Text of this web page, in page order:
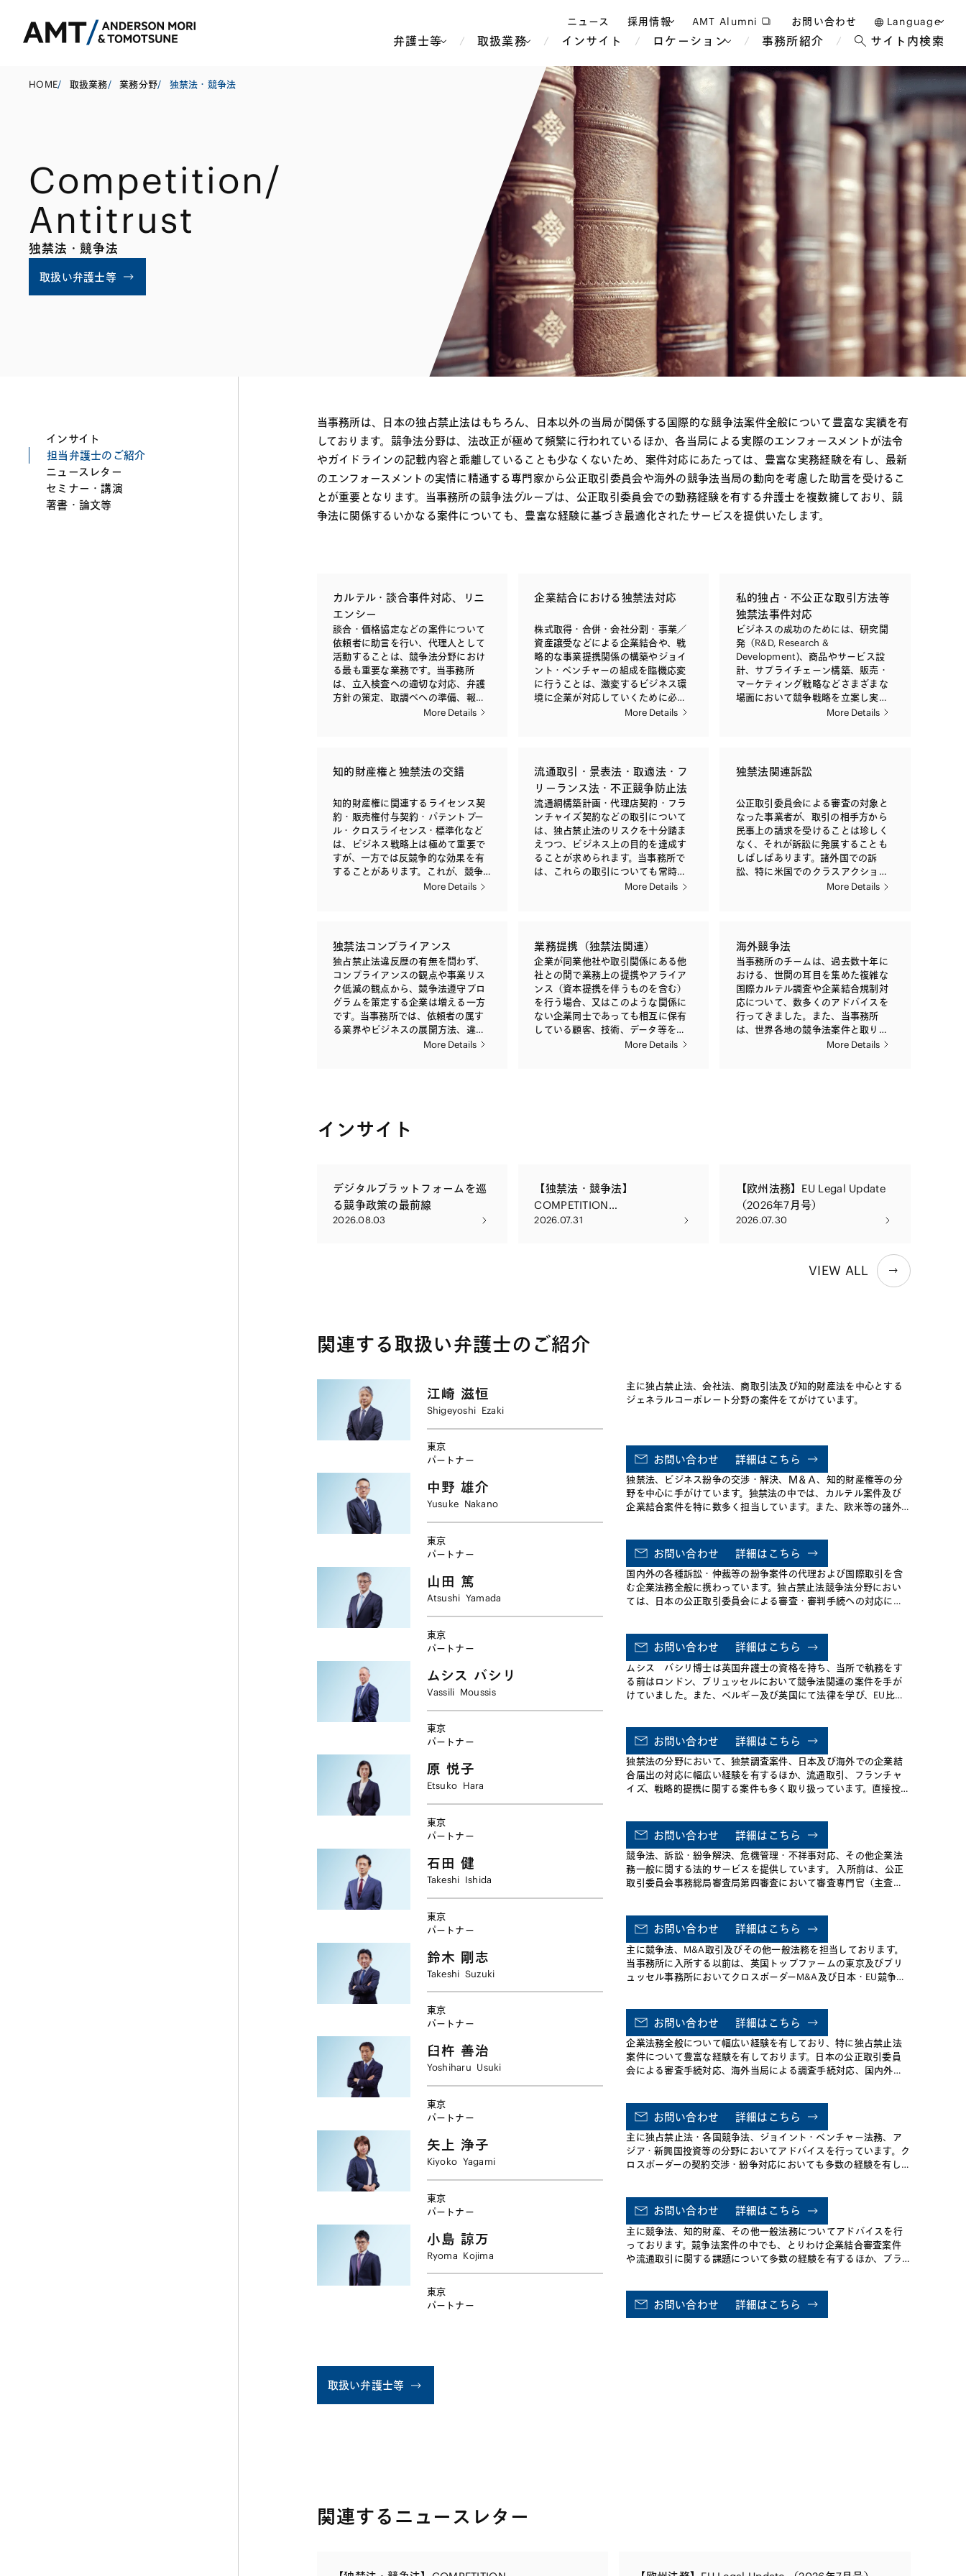
ニュース 採用情報
スタッフ採用
AMT Alumni お問い合わせ Language
日本語
English
中文(簡体)
弁護士等 取扱業務
Tech／データ／IT・通信等
ライフサイエンス
メディア・エンターテイン
メント
独禁法・競争法
税務
ウェルス・マネジメント
資源・エネルギー
紛争解決
事業再生・倒産
国際通商および経済安全保
海外法務
サステナビリティ法務
プライベート・エクイティ
通信・メディア・エンター
テインメント
情報産業・インターネッ
ト・セキュリティ
医療・製薬・ヘルスケア・
自動車・造船・機械
化学
製紙
食品・飲料
ブランド・アパレル
鉄鋼・金属
電子部品・電子機器
消費財・小売
商社
ホテル・レジャー・カジノ
教育・人材
政府・地方公共団体・公的
機関
FinTech
デジタル
航空・宇宙
中南米
中東アジア
ロシア・CIS
アフリカ
インサイト ロケーション
大阪
シンガポール
ハノイ
ホーチミン
バンコク
ジャカルタ
マレーシア
ロンドン
ブリュッセル
パリ
事務所紹介 サイト内検索
HOME/ 取扱業務/ 業務分野/ 独禁法・競争法
Competition/
Antitrust
独禁法・競争法
取扱い弁護士等
インサイト
担当弁護士のご紹介
ニュースレター
セミナー・講演
著書・論文等
当事務所は、日本の独占禁止法はもちろん、日本以外の当局が関係する国際的な競争法案件全般について豊富な実績を有
しております。競争法分野は、法改正が極めて頻繁に行われているほか、各当局による実際のエンフォースメントが法令
やガイドラインの記載内容と乖離していることも少なくないため、案件対応にあたっては、豊富な実務経験を有し、最新
のエンフォースメントの実情に精通する専門家から公正取引委員会や海外の競争法当局の動向を考慮した助言を受けるこ
とが重要となります。当事務所の競争法グループは、公正取引委員会での勤務経験を有する弁護士を複数擁しており、競
争法に関係するいかなる案件についても、豊富な経験に基づき最適化されたサービスを提供いたします。
カルテル・談合事件対応、リニ
エンシー
談合・価格協定などの案件について
依頼者に助言を行い、代理人として
活動することは、競争法分野におけ
る最も重要な業務です。当事務所
は、立入検査への適切な対応、弁護
方針の策定、取調べへの準備、報告
命令などへの対応の検討、適切なタ
討、取消訴訟への対応など、あらゆ
る場面において多くの経験に基づく
2006年に導入された課徴金減免制度
は、内外の企業による延べ1,000件
超の申請を見るにいたっています。
当事務所は、多数の課徴金減免申請
の実績を有しており、立入検査直後
の急な依頼に対しても緊急に対応す
ることにより、依頼者の法的リスク
から民事上の請求を受けることは珍
しくなく、それが訴訟に発展するこ
ともしばしばあります。当事務所
は、これらの民事上の請求および訴
訟への豊富な対応経験を有します。
また、公正取引委員会による審査段
階から、民事上の法的リスクを十分
考慮に入れて実践的な対応を行って
る刑事制裁のリスクが顕在化するた
め、経験豊富な弁護士による精力的
についても多数の取扱い実績を有し
ております。また、検察庁勤務経験
を有する弁護士も複数在籍してお
て、日本の水道メーター会社を代理
・旧防衛庁への納入に関する談合事
理 ・公正取引委員会の審査・審判事
件において、知的財産を事業の中核
とする外資系大企業を代理 ・取引拒
絶に関して、公正取引委員会の審
査・審判・訴訟手続においてレコー
ドメーカーを代理 ・競争業者抑圧の
私的独占事件において、審査対象企
業を代理 また、事業活動の国際化に
伴い、日本企業が海外の競争法当局
による調査・処分の対象とされる事
例は増加の一途です。活発な競争法
当局を有する法域と言えば、従来は
米国・ＥＵ・カナダ・豪州・韓国と
いった程度でしたが、最近では、中
国・インド・シンガポール・ブラジ
ル・南アフリカなどの当局もエンフ
ォースメントを格段に強化していま
す。当事務所では、各法域の弁護士
と密接に協働して、リーダーシップ
を持った戦略的な弁護方針の立案・
関係者のインタビュー・証拠資料の
提出および翻訳をはじめとする連携
などを行い、多大な実績を挙げてお
ります。そのなかには、多数の法域
においてリニエンシーを申請した事
案も含まれます。 当事務所は、これ
までに以下のような国際カルテル事
件に携わりました。 ・ビタミン国際
カルテル事件において、米国・Ｅ
Ｕ・日本・カナダ・韓国での手続に
関し、日本の上場会社に助言 ・石油
化学に関連する国際カルテル事件に
おいて、米国・ＥＵでの手続に関
し、日本の上場会社に助言 ・重電業
いて、ＥＵおよび欧州の数か国など
での手続に関し、日本の上場会社に
助言 ・黒鉛電極国際カルテル事件に
おいて、日本・韓国などに関して外
国企業に助言 ・マリーンホース国際
カルテル事件に関して外国企業に対
して助言 ・国際航空貨物利用運送事
業者（フォワーダー）カルテル事件
において、日本・米国・EU・シンガ
ポールでの手続に関し、日本の上場
会社に助言 ・電線カルテル事件にお
いて、日本・EU・ブラジルなどでの
手続に関し、日本の上場企業に助言
・コンデンサ国際カルテル事件にお
いて、日本・中国・台湾・米国・カ
ナダ・EU・韓国などでの手続に関
し、日本の上場会社に助言 ・自動車
部品カルテル事件において、日本・
米国・カナダ・EU・ブラジル・メキ
シコ・インド・南ア・中国・韓国な
どでの手続に関し、日本の上場会社
などに助言
More Details
企業結合における独禁法対応
株式取得・合併・会社分割・事業／
資産譲受などによる企業結合や、戦
略的な事業提携関係の構築やジョイ
ント・ベンチャーの組成を臨機応変
に行うことは、激変するビジネス環
境に企業が対応していくために必要
です。当事務所では、日本企業同士
禁止法に基づく必要な対応を行って
おります。 これらの取引について公
正取引委員会への事前届出が必要な
場合、当事務所では、必要な情報の
整理および徴求から公正取引委員会
の企業結合担当部署による受理まで
の期間を可能な限り短いものとすべ
く、実践的な対応を行います。ま
た、公正取引委員会による実体的な
審査が行われる案件においては、公
た、これらの企業結合について、日
本以外の法域における競争法対応が
必要なことは多く、そのような場合
には、現地の弁護士と十分に連携し
た上で、一貫性のある対応を行って
おります。国際的企業結合案件にお
いて、競争法当局が相互に協力する
傾向が強まっている現在、海外の競
性は否定できません。当事務所で
は、届出不要案件における排除措置
命令のリスクの分析や、必要に応じ
ー・キャピタルによる日本の生命科
学・化学関連事業を営むジョイン
ダの会社の日本子会社による、日本
の補聴器会社の買収 ・国際的な石油
会社の日本子会社による、日本にお
部品メーカーのジョイント・ベンチ
ャー ・日本の大手電機メーカー間に
おける重要子会社の買収 ・日本の大
手電機メーカー間におけるジョイン
ト・ベンチャー ・国際的な資源会社
More Details
私的独占・不公正な取引方法等
独禁法事件対応
ビジネスの成功のためには、研究開
発（R&D, Research &
Development)、商品やサービス設
計、サプライチェーン構築、販売・
マーケティング戦略などさまざまな
場面において競争戦略を立案し実行
していくことが重要となります。し
場における競争を制限し、あるい
は、競争を阻害する恐れがあるとし
観点から問題とされることがありま
す。また、このような行為のなかに
は、適法なビジネス戦略との境界が
必ずしも明らかではないものもある
ことから、的確な峻（しゅん）別が
特に重要となります。当事務所は、
このように私的独占・不公正な取引
分析・助言、公正取引委員会をはじ
めとする競争当局による調査への対
応、さらには取引パートナーや競争
事業者から訴訟を提起された場合の
対応に至るまで、幅広く助言を行っ
ております。
More Details
知的財産権と独禁法の交錯
知的財産権に関連するライセンス契
約・販売権付与契約・パテントプー
ル・クロスライセンス・標準化など
は、ビジネス戦略上は極めて重要で
すが、一方では反競争的な効果を有
することがあります。これが、競争
法と知的財産権法の交錯という、競
および「共同研究開発に関する独占
禁止法上の指針」などに関する広範
な経験を有しており、これらの問題
について迅速かつ正確な助言を提供
しております。
More Details
流通取引・景表法・取適法・フ
リーランス法・不正競争防止法
流通網構築計画・代理店契約・フラ
ンチャイズ契約などの取引について
は、独占禁止法のリスクを十分踏ま
えつつ、ビジネス上の目的を達成す
ることが求められます。当事務所で
は、これらの取引についても常時助
言を行っております。 独占禁止法の
護を目的とするフリーランス法につ
いても、当事務所は豊富な取扱い経
験があります。当局による調査につ
いても、随時助言や代理を行ってお
ります。 不正競争に関する請求を実
現するための訴訟または訴訟前の手
続に関し、当事務所は広範に助言を
行っております。公正な競争を確保
することにより、消費者を保護する
More Details
独禁法関連訴訟
公正取引委員会による審査の対象と
なった事業者が、取引の相手方から
民事上の請求を受けることは珍しく
なく、それが訴訟に発展することも
しばしばあります。諸外国での訴
訟、特に米国でのクラスアクション
への対応が必要となる場合も多くあ
訟リスクを考慮した上でのアドバイ
スを行っております。
More Details
独禁法コンプライアンス
独占禁止法違反歴の有無を問わず、
コンプライアンスの観点や事業リス
ク低減の観点から、競争法遵守プロ
グラムを策定する企業は増える一方
です。当事務所では、依頼者の属す
る業界やビジネスの展開方法、違反
リスクの大小に応じた最適なプログ
り検査などを実施することもありま
す。 競争法遵守プログラムを策定し
に、社員がとるべき行動を企業の役
職員が十分理解していなければ、そ
の効果が発揮できません。当事務所
では、企業の実情に応じたトレーニ
More Details
業務提携（独禁法関連）
企業が同業他社や取引関係にある他
社との間で業務上の提携やアライア
ンス（資本提携を伴うものを含む）
を行う場合、又はこのような関係に
ない企業同士であっても相互に保有
している顧客、技術、データ等を共
有して活用する場合には、独占禁止
に対処するため、同分野における豊
富な経験・知見を活かし、必要な競
争分析・検討を行ったうえで、業務
More Details
海外競争法
当事務所のチームは、過去数十年に
おける、世間の耳目を集めた複雑な
国際カルテル調査や企業結合規制対
応について、数多くのアドバイスを
行ってきました。また、当事務所
は、世界各地の競争法案件と取り扱
うトップクラスの法律事務所及び実
事務所の競争法チームは、日本だけ
でなく、世界の主要な競争法の法域
の弁護士資格を有する弁護士を含
てきた、高度に専門的な知見を有す
る弁護士によって構成されていま
す。これまで長年にわたって、日本
含む、主要な競争法当局を相手とす
る案件を取り扱う中で国際的な競争
開設し、日本の大手法律事務所とし
て初めてEUの規制の中心地に拠点を
設立しましたが、これも当事務所が
最先端のクロスボーダー競争法案件
に関して専門性を高め、クライアン
しています。
More Details
インサイト
デジタルプラットフォームを巡
る競争政策の最前線
2026.08.03
【独禁法・競争法】
COMPETITION
NEWSLETTER（2026年7月31日
2026.07.31
【欧州法務】EU Legal Update
（2026年7月号）
2026.07.30
VIEW ALL
関連する取扱い弁護士のご紹介
江崎 滋恒
Shigeyoshi Ezaki
東京
パートナー
主に独占禁止法、会社法、商取引法及び知的財産法を中心とする
ジェネラルコーポレート分野の案件をてがけています。
お問い合わせ 詳細はこちら
中野 雄介
Yusuke Nakano
東京
パートナー
独禁法、ビジネス紛争の交渉・解決、Ｍ＆Ａ、知的財産権等の分
野を中心に手がけています。独禁法の中では、カルテル案件及び
企業結合案件を特に数多く担当しています。また、欧米等の諸外
携した上で行っています。民事、刑事及び行政の各種訴訟、Ｍ＆
Ａ、ジョイント・ベンチャー、ライセンス契約等も多数取り扱っ
ております。
お問い合わせ 詳細はこちら
山田 篤
Atsushi Yamada
東京
パートナー
国内外の各種訴訟・仲裁等の紛争案件の代理および国際取引を含
む企業法務全般に携わっています。独占禁止法競争法分野におい
ては、日本の公正取引委員会による審査・審判手続への対応にと
続のサポート、各種契約や知的財産権行使に伴う独占禁止法競争
法上の論点についての助言、さらにはコンプライアンスマニュア
ル作成・コンプライアンストレーニング実施にいたるまで幅広く
カバーしています。また、国内外のクライアントを労働訴訟・審
判において代理するなど人事労務案件についても豊富な経験を有
お問い合わせ 詳細はこちら
ムシス バシリ
Vassili Moussis
東京
パートナー
ムシス バシリ博士は英国弁護士の資格を持ち、当所で執務をす
る前はロンドン、ブリュッセルにおいて競争法関連の案件を手が
けていました。また、ベルギー及び英国にて法律を学び、EU比較
企業の組織再編、知的財産権、その他企業法務等の中でも国際的
要素が含まれる案件に携わり、EU法及びEU競争法、特に企業結合
及びカルテル問題に関する助言を行っています。Legal 500 Asia-
Pacificにて、日本におけるCompetition LawyerのHall of Fameと
して選ばれ、Chambers Asia-Pacificでは、10年以上にわたり日本
Chambers Asia-Pacific 2020及び2021におけるリサーチで、依頼
力、職務遂行能力及びクライアントサービスを称賛し、また日本
と海外をつなぐ素晴らしい架け橋であると述べました。
お問い合わせ 詳細はこちら
原 悦子
Etsuko Hara
東京
パートナー
独禁法の分野において、独禁調査案件、日本及び海外での企業結
合届出の対応に幅広い経験を有するほか、流通取引、フランチャ
イズ、戦略的提携に関する案件も多く取り扱っています。直接投
ポートし、クロスボーダー取引に関して企業が直面する様々な法
的問題への対応の経験が豊富です。
お問い合わせ 詳細はこちら
石田 健
Takeshi Ishida
東京
パートナー
競争法、訴訟・紛争解決、危機管理・不祥事対応、その他企業法
務一般に関する法的サービスを提供しています。 入所前は、公正
取引委員会事務総局審査局第四審査において審査専門官（主査）
抗告（取消）訴訟を担当するとともに、知的財産タスクフォース
の主任担当官として知的財産権やITが絡む被疑事件の審査・審
判・執行を担当しておりました。 公正取引委員会での執務経験を
活かし、入所後は弁護士として、被疑事件の審査対応（犯則調査
事件や確約手続を含む）、コンプライアンス体制の構築支援、大
当しており、独禁法について幅広い経験を有しております。 ま
を手掛けてきたほか、不祥事に関する内部調査や刑事告訴・告発
など危機管理・不祥事対応の経験も有しており、一般企業法務を
含め、企業法務全般について豊富な経験を有しております。
お問い合わせ 詳細はこちら
鈴木 剛志
Takeshi Suzuki
東京
パートナー
主に競争法、M&A取引及びその他一般法務を担当しております。
当事務所に入所する以前は、英国トップファームの東京及びブリ
ュッセル事務所においてクロスボーダーM&A及び日本・EU競争法
た経験を有しております。このような経験を活かして、特に、国
際的な競争法案件（とりわけ、企業結合審査案件及び国際カルテ
ル案件）を専門的に取り扱っております。また、国内カルテル・入
札談合、流通取引、知財関係、下請法に関するアドバイスも数多
く行っております。
お問い合わせ 詳細はこちら
臼杵 善治
Yoshiharu Usuki
東京
パートナー
企業法務全般について幅広い経験を有しており、特に独占禁止法
案件について豊富な経験を有しております。日本の公正取引委員
会による審査手続対応、海外当局による調査手続対応、国内外の
の案件を数多く手掛けております。
お問い合わせ 詳細はこちら
矢上 浄子
Kiyoko Yagami
東京
パートナー
主に独占禁止法・各国競争法、ジョイント・ベンチャー法務、ア
ジア・新興国投資等の分野においてアドバイスを行っています。ク
ロスボーダーの契約交渉・紛争対応においても多数の経験を有し
お問い合わせ 詳細はこちら
小島 諒万
Ryoma Kojima
東京
パートナー
主に競争法、知的財産、その他一般法務についてアドバイスを行
っております。競争法案件の中でも、とりわけ企業結合審査案件
や流通取引に関する課題について多数の経験を有するほか、プラ
経験を活かし、知的財産取引や競争法と知的財産の交錯に関する
アドバイスも数多く行っております。
お問い合わせ 詳細はこちら
取扱い弁護士等
関連するニュースレター